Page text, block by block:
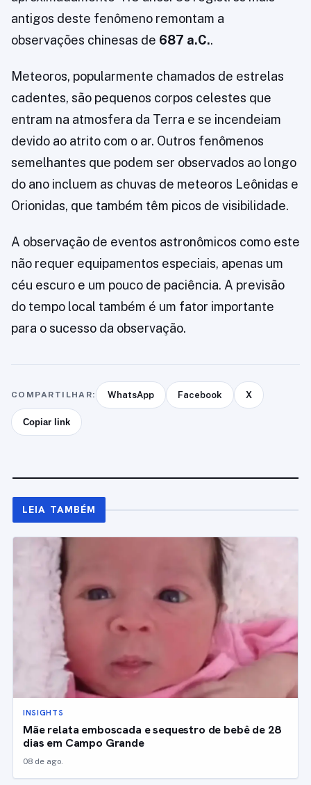
antigos deste fenômeno remontam a
observações chinesas de 687 a.C..
Meteoros, popularmente chamados de estrelas
cadentes, são pequenos corpos celestes que
entram na atmosfera da Terra e se incendeiam
devido ao atrito com o ar. Outros fenômenos
semelhantes que podem ser observados ao longo
do ano incluem as chuvas de meteoros Leônidas e
Orionidas, que também têm picos de visibilidade.
A observação de eventos astronômicos como este
não requer equipamentos especiais, apenas um
céu escuro e um pouco de paciência. A previsão
do tempo local também é um fator importante
para o sucesso da observação.
COMPARTILHAR: WhatsApp Facebook X
Copiar link
LEIA TAMBÉM
INSIGHTS
Mãe relata emboscada e sequestro de bebê de 28
dias em Campo Grande
08 de ago.